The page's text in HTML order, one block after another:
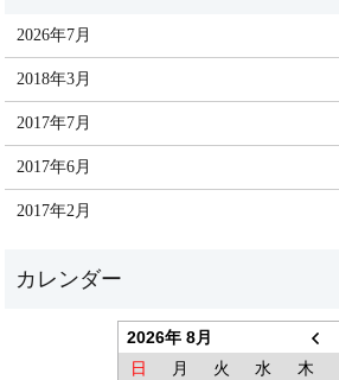
2026年7月
2018年3月
2017年7月
2017年6月
2017年2月
2026年 8月
日
月 火 水 木